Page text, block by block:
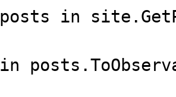
posts in
in